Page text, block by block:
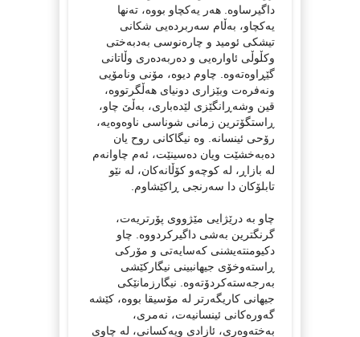
داگیرساوە. هەر یەکچاو بووە، تەنها
یەکچاو، بەڵام سەربردەیی شکانی
تیشکی ئومید و چارەنوسی بەدبەختی
وکڵوڵی ئاوارەیی و دەربەدەری وڵاتانی
گێڕاوەتەوە. چاوم دیوە، مۆنی ونامۆیی
ونەفرەت وبێزاری دونیای هەڵگرتووە،
قین وشەڕانگێزی لێدەباری، بەڵێ چاو،
ڕاستگۆترین زمانی شوناسی ناوەوەیە،
رۆحی ئینسانە. وە نیگاکانی روح یان
دەبەخشێت ویان دەسینێت، ئەم چاوانەم
لە بازاڕ، لە کوچەو کۆڵانەکان، لە نێو
تابلۆکان دا سەرنجی ڕاکێشاوم.
چاو بە درێژایی مێژووی پۆرتریەت،
گرنگترین بەشی داگیرکردووە. چاو
دکیومنتەیشنی کەسایەتی و مۆرکی
ڕاستەوخۆی جیهانبینی نیگارکێشی
بەرجەستەکردۆتەوە. نیگارزمانێکی
جیهانی کاریگەرتر لە مۆسیقا بووە، کێشە
گەورەکانی ئینسانیەت، نەمری،
بەختەوەری، ئازادی ویەکسانی، لە چاوی